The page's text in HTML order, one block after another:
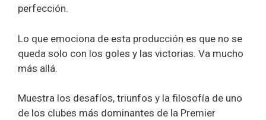
perfección.
Lo que emociona de esta producción es que no se
queda solo con los goles y las victorias. Va mucho
más allá.
Muestra los desafíos, triunfos y la filosofía de uno
de los clubes más dominantes de la Premier